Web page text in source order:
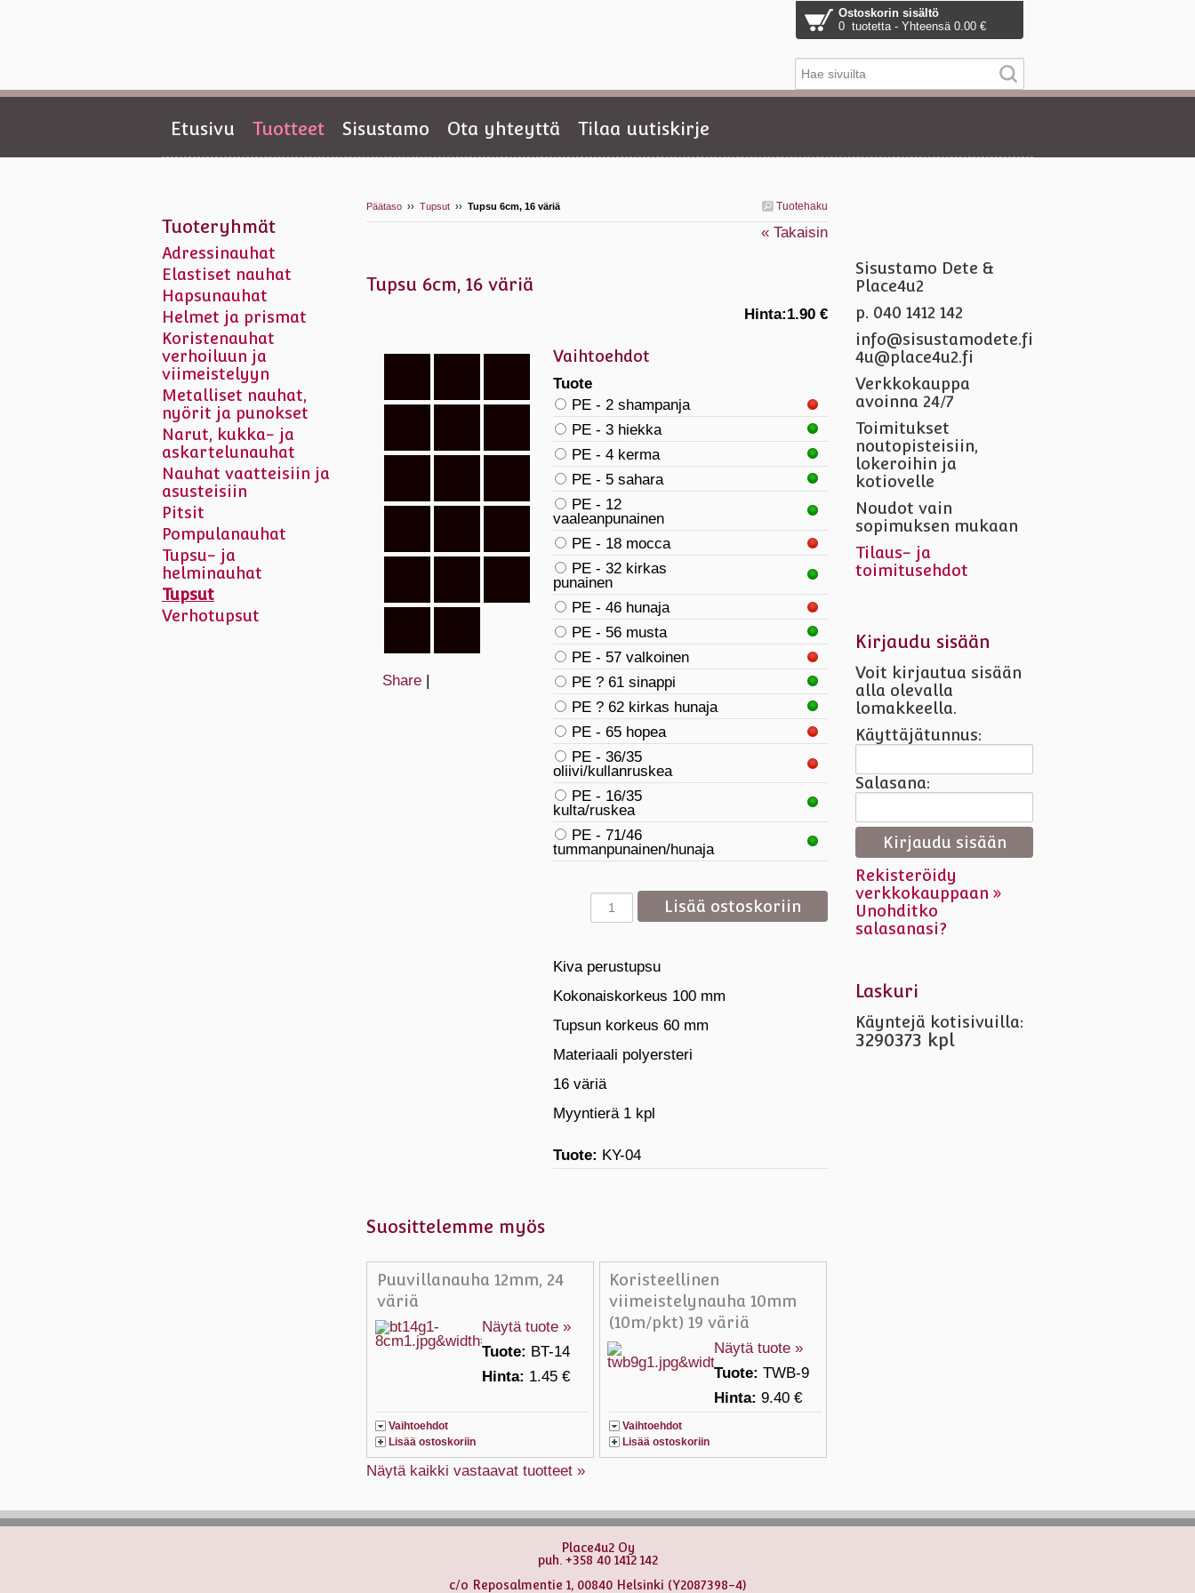
Ostoskorin sisältö
0 tuotetta - Yhteensä 0.00 €
Etusivu Tuotteet Sisustamo Ota yhteyttä Tilaa uutiskirje
Tuotehaku
Päätaso ›› Tupsut ›› Tupsu 6cm, 16 väriä
« Takaisin
Tupsu 6cm, 16 väriä
Share |
Hinta:1.90 €
Vaihtoehdot
Tuote
PE - 2 shampanja
PE - 3 hiekka
PE - 4 kerma
PE - 5 sahara
PE - 12
vaaleanpunainen
PE - 18 mocca
PE - 32 kirkas
punainen
PE - 46 hunaja
PE - 56 musta
PE - 57 valkoinen
PE ? 61 sinappi
PE ? 62 kirkas hunaja
PE - 65 hopea
PE - 36/35
oliivi/kullanruskea
PE - 16/35
kulta/ruskea
PE - 71/46
tummanpunainen/hunaja
Kiva perustupsu
Kokonaiskorkeus 100 mm
Tupsun korkeus 60 mm
Materiaali polyersteri
16 väriä
Myyntierä 1 kpl
Tuote: KY-04
Suosittelemme myös
Puuvillanauha 12mm, 24
väriä
Näytä tuote »
Tuote: BT-14
Hinta: 1.45 €
Vaihtoehdot
Lisää ostoskoriin
Koristeellinen
viimeistelynauha 10mm
(10m/pkt) 19 väriä
Näytä tuote »
Tuote:TWB-9
Hinta:9.40 €
Vaihtoehdot
Lisää ostoskoriin
Näytä kaikki vastaavat tuotteet »
Tuoteryhmät
Adressinauhat
Elastiset nauhat
Hapsunauhat
Helmet ja prismat
Koristenauhat
verhoiluun ja
viimeistelyyn
Metalliset nauhat,
nyörit ja punokset
Narut, kukka- ja
askartelunauhat
Nauhat vaatteisiin ja
asusteisiin
Pitsit
Pompulanauhat
Tupsu- ja
helminauhat
Tupsut
Verhotupsut
Sisustamo Dete &
Place4u2
p. 040 1412 142
info@sisustamodete.fi
4u@place4u2.fi
Verkkokauppa
avoinna 24/7
Toimitukset
noutopisteisiin,
lokeroihin ja
kotiovelle
Noudot vain
sopimuksen mukaan
Tilaus- ja
toimitusehdot
Kirjaudu sisään
Voit kirjautua sisään
alla olevalla
lomakkeella.
Käyttäjätunnus:
Salasana:
Rekisteröidy
verkkokauppaan »
Unohditko
salasanasi?
Laskuri
Käyntejä kotisivuilla:
3290373 kpl
Place4u2 Oy
puh. +358 40 1412 142
c/o Reposalmentie 1, 00840 Helsinki (Y2087398-4)